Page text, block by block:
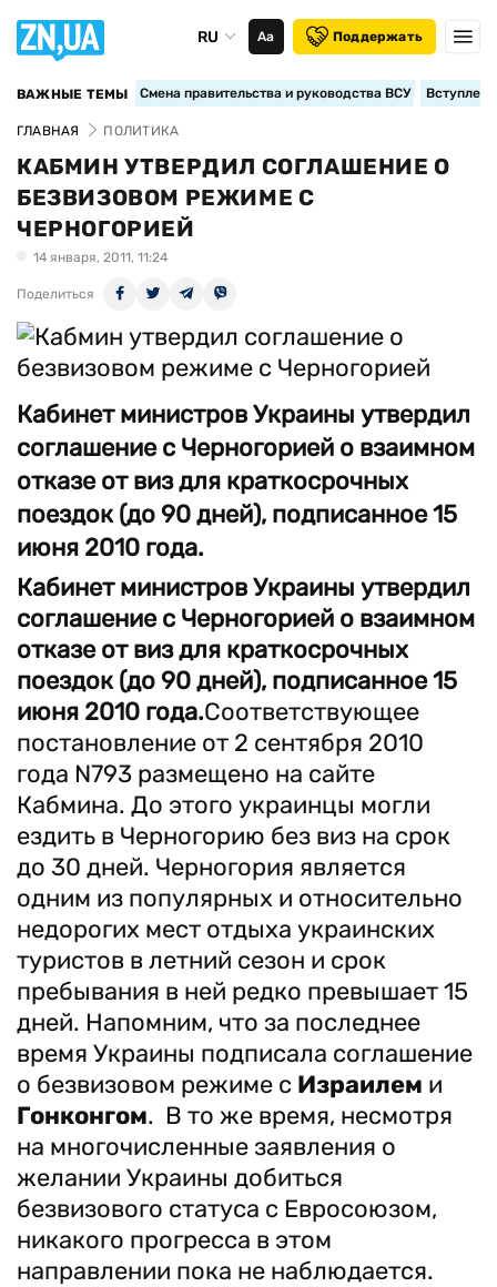
RU Аа Поддержать
ВАЖНЫЕ ТЕМЫ Смена правительства и руководства ВСУ
ГЛАВНАЯ ПОЛИТИКА
КАБМИН УТВЕРДИЛ СОГЛАШЕНИЕ О
БЕЗВИЗОВОМ РЕЖИМЕ С
ЧЕРНОГОРИЕЙ
14 января, 2011, 11:24
Поделиться
Кабинет министров Украины утвердил
соглашение с Черногорией о взаимном
отказе от виз для краткосрочных
поездок (до 90 дней), подписанное 15
июня 2010 года.
Кабинет министров Украины утвердил
соглашение с Черногорией о взаимном
отказе от виз для краткосрочных
поездок (до 90 дней), подписанное 15
июня 2010 года.Соответствующее
постановление от 2 сентября 2010
года N793 размещено на сайте
Кабмина. До этого украинцы могли
ездить в Черногорию без виз на срок
до 30 дней. Черногория является
одним из популярных и относительно
недорогих мест отдыха украинских
туристов в летний сезон и срок
пребывания в ней редко превышает 15
дней. Напомним, что за последнее
время Украины подписала соглашение
о безвизовом режиме с Израилем и
Гонконгом. В то же время, несмотря
на многочисленные заявления о
желании Украины добиться
безвизового статуса с Евросоюзом,
никакого прогресса в этом
направлении пока не наблюдается.